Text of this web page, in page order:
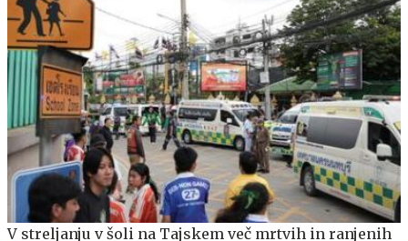
V streljanju v šoli na Tajskem več mrtvih in ranjenih